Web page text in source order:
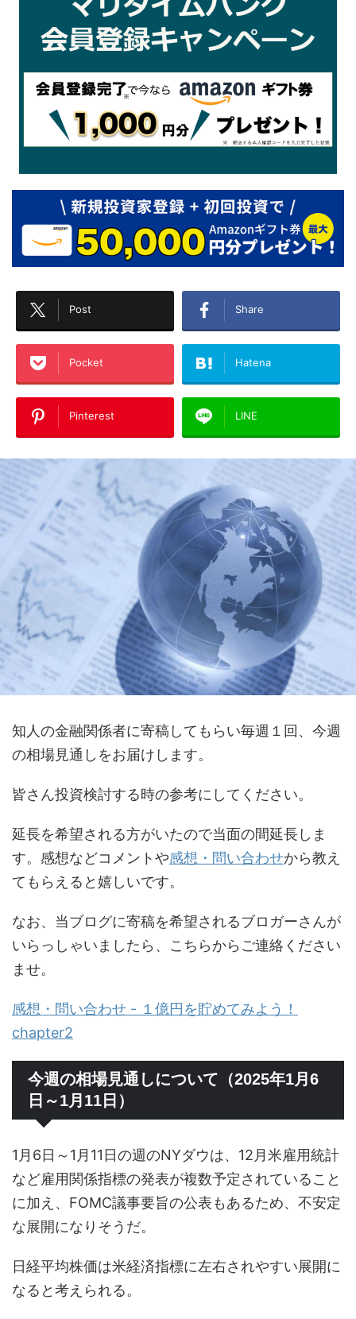
Post Share
Pocket Hatena
Pinterest LINE
知人の金融関係者に寄稿してもらい毎週１回、今週
の相場見通しをお届けします。
皆さん投資検討する時の参考にしてください。
延長を希望される方がいたので当面の間延長しま
す。感想などコメントや感想・問い合わせから教え
てもらえると嬉しいです。
なお、当ブログに寄稿を希望されるブロガーさんが
いらっしゃいましたら、こちらからご連絡ください
ませ。
感想・問い合わせ - １億円を貯めてみよう！
chapter2
今週の相場見通しについて（2025年1月6
日～1月11日）
1月6日～1月11日の週のNYダウは、12月米雇用統計
など雇用関係指標の発表が複数予定されていること
に加え、FOMC議事要旨の公表もあるため、不安定
な展開になりそうだ。
日経平均株価は米経済指標に左右されやすい展開に
なると考えられる。